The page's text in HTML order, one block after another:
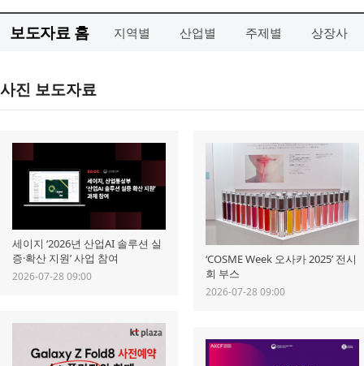
보도자료 홈 지역별 산업별 주제별 상장사
사진 보도자료
세이지 ‘2026년 산업AI 솔루션 실
증·확산 지원’ 사업 참여
2026-07-28 09:00
‘COSME Week 오사카 2025’ 전시
회 부스
2026-07-28 09:00